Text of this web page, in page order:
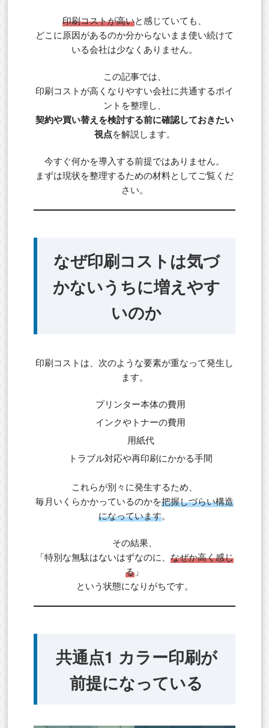
印刷コストが高いと感じていても、
どこに原因があるのか分からないまま使い続けて
いる会社は少なくありません。
この記事では、
印刷コストが高くなりやすい会社に共通するポイ
ントを整理し、
契約や買い替えを検討する前に確認しておきたい
視点を解説します。
今すぐ何かを導入する前提ではありません。
まずは現状を整理するための材料としてご覧くだ
さい。
なぜ印刷コストは気づ
かないうちに増えやす
いのか
印刷コストは、次のような要素が重なって発生し
ます。
プリンター本体の費用
インクやトナーの費用
用紙代
トラブル対応や再印刷にかかる手間
これらが別々に発生するため、
毎月いくらかかっているのかを把握しづらい構造
になっています。
その結果、
「特別な無駄はないはずなのに、 なぜか高く感じ
る 」
という状態になりがちです。
共通点1 カラー印刷が
前提になっている